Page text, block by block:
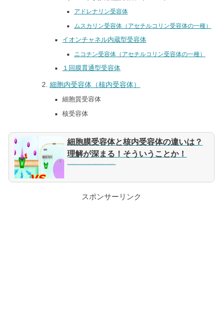
アドレナリン受容体
ムスカリン受容体（アセチルコリン受容体の一種）
イオンチャネル内蔵型受容体
ニコチン受容体（アセチルコリン受容体の一種）
１回膜貫通型受容体
細胞内受容体（核内受容体）
細胞質受容体
核受容体
細胞膜受容体と核内受容体の違いは？
理解が深まる！そういうことか！
スポンサーリンク